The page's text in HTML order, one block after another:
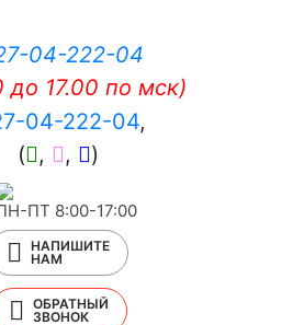
04-222-04
до 17.00 по мск)
04-222-04,
(
, , )
ПТ 8:00-17:00
НАПИШИТЕ
НАМ
ОБРАТНЫЙ
ЗВОНОК